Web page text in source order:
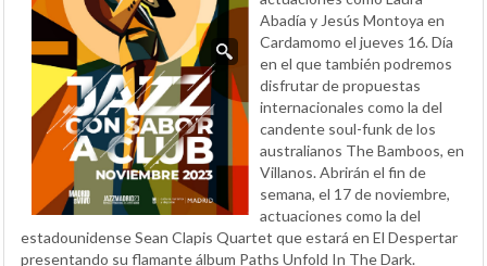
Abadía y Jesús Montoya en
Cardamomo el jueves 16. Día
en el que también podremos
disfrutar de propuestas
internacionales como la del
candente soul-funk de los
australianos The Bamboos, en
Villanos. Abrirán el fin de
semana, el 17 de noviembre,
actuaciones como la del
estadounidense Sean Clapis Quartet que estará en El Despertar
presentando su flamante álbum Paths Unfold In The Dark.